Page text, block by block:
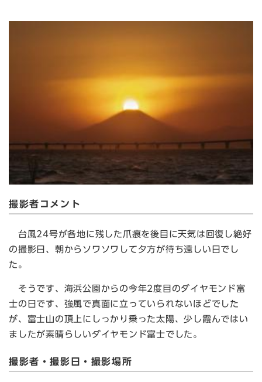
撮影者コメント
台風24号が各地に残した爪痕を後目に天気は回復し絶好
の撮影日、朝からソワソワして夕方が待ち遠しい日でし
た。
そうです、海浜公園からの今年2度目のダイヤモンド富
士の日です、強風で真面に立っていられないほどでした
が、富士山の頂上にしっかり乗った太陽、少し霞んではい
ましたが素晴らしいダイヤモンド富士でした。
撮影者・撮影日・撮影場所